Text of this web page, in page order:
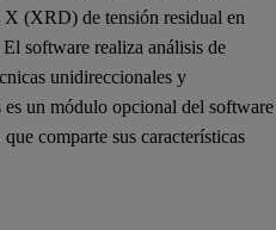
(XRD) de tensión residual en
software realiza análisis de
unidireccionales y
un módulo opcional del software
comparte sus características